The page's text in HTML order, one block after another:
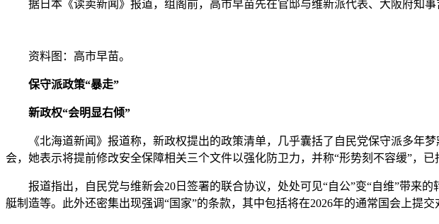
据日本《读卖新闻》报道，组阁前，高市早苗先在官邸与维新派代表、大阪府知事
资料图：高市早苗。
保守派政策“暴走”
新政权“会明显右倾”
《北海道新闻》报道称，新政权提出的政策清单，几乎囊括了自民党保守派多年梦
会，她表示将提前修改安全保障相关三个文件以强化防卫力，并称“形势刻不容缓”，已
报道指出，自民党与维新会20日签署的联合协议，处处可见“自公”变“自维”带来的
艇制造等。此外还密集出现强调“国家”的条款，其中包括将在2026年的通常国会上提